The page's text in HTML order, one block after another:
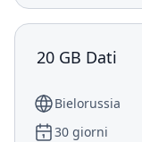
20 GB Dati
Bielorussia
30 giorni